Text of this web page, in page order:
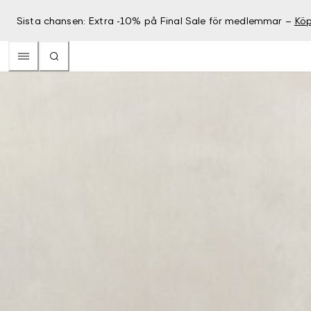
Sista chansen: Extra -10% på Final Sale för medlemmar –